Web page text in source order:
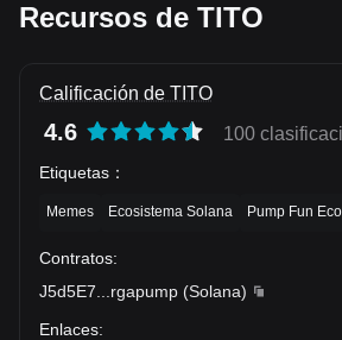
Recursos de TITO
Calificación de TITO
4.6 100
Etiquetas ：
Memes Ecosistema Solana Pump Fun
Contratos:
J5d5E7
rgapump (Solana)
Enlaces: